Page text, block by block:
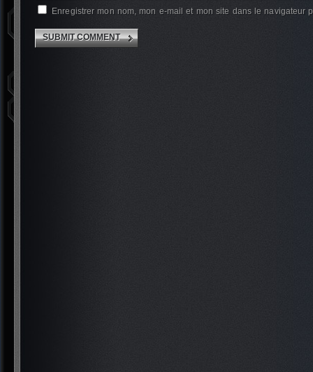
Enregistrer mon nom, mon e-mail et mon site dans le navigateur